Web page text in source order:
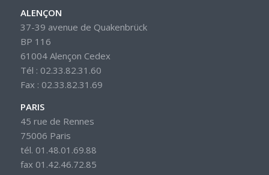
ALENÇON
37-39 avenue de Quakenbrück
BP 116
61004 Alençon Cedex
Tél : 02.33.82.31.60
Fax : 02.33.82.31.69
PARIS
45 rue de Rennes
75006 Paris
tél. 01.48.01.69.88
fax 01.42.46.72.85